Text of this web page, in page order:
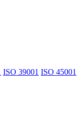
ISO 39001 ISO 45001